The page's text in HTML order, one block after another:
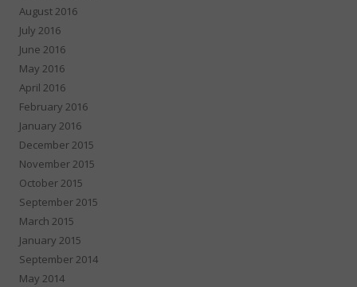
August 2016
July 2016
June 2016
May 2016
April 2016
February 2016
January 2016
December 2015
November 2015
October 2015
September 2015
March 2015
January 2015
September 2014
May 2014